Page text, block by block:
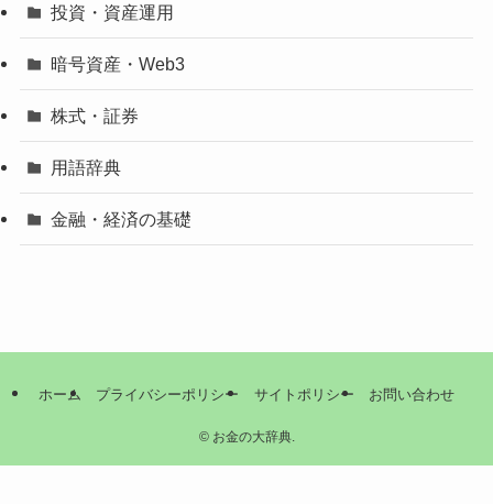
投資・資産運用
暗号資産・Web3
株式・証券
用語辞典
金融・経済の基礎
ホーム プライバシーポリシー サイトポリシー お問い合わせ
©お金の大辞典.